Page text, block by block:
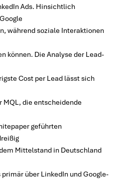
Ads. Hinsichtlich
während soziale Interaktionen
können. Die Analyse der Lead-
Cost per Lead lässt sich
MQL, die entscheidende
geführten
Mittelstand in Deutschland
über LinkedIn und Google-